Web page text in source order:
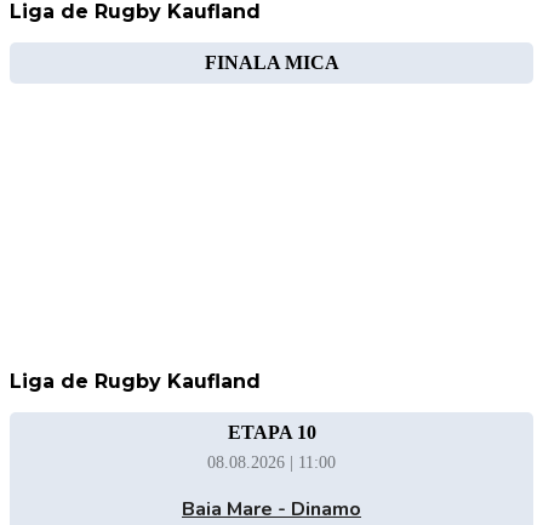
Liga de Rugby Kaufland
FINALA MICA
Liga de Rugby Kaufland
ETAPA 10
08.08.2026 | 11:00
Baia Mare - Dinamo